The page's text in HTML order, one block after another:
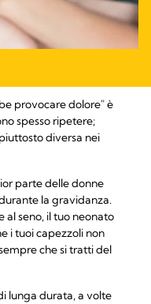
provocare dolore" è
spesso ripetere;
diversa nei
parte delle donne
la gravidanza.
al seno, il tuo neonato
i tuoi capezzoli non
che si tratti del
lunga durata, a volte